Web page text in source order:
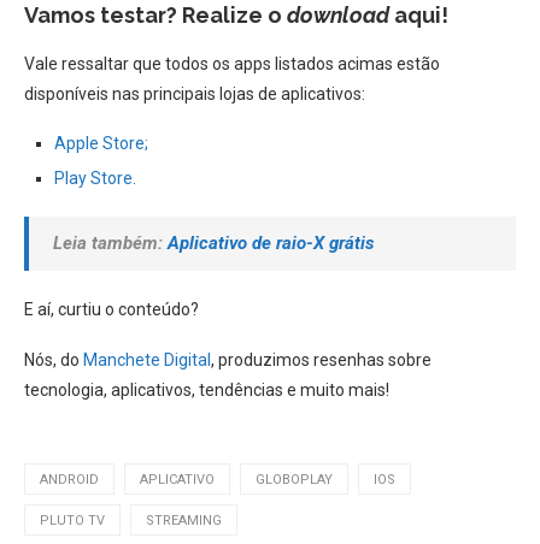
Vamos testar? Realize o downloadaqui!
Vale ressaltar que todos os apps listados acimas estão
disponíveis nas principais lojas de aplicativos:
Apple Store;
Play Store.
Leia também: Aplicativo de raio-X grátis
E aí, curtiu o conteúdo?
Nós, do Manchete Digital, produzimos resenhas sobre
tecnologia, aplicativos, tendências e muito mais!
ANDROID APLICATIVO GLOBOPLAY IOS
PLUTO TV STREAMING